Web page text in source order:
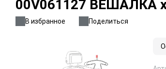
00V061127 ВЕШАЛКА
В избранное Поделиться